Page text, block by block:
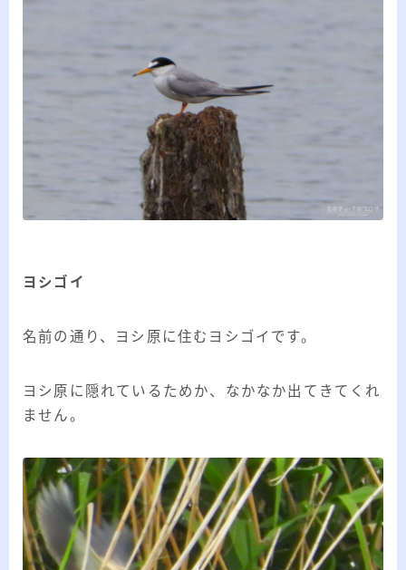
ヨシゴイ
名前の通り、ヨシ原に住むヨシゴイです。
ヨシ原に隠れているためか、なかなか出てきてくれ
ません。